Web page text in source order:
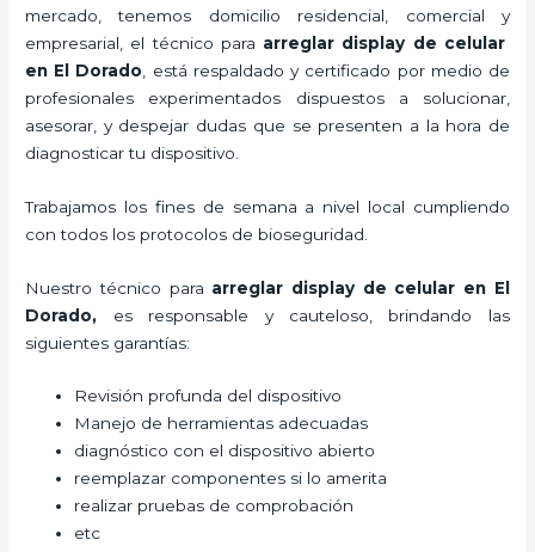
mercado, tenemos domicilio residencial, comercial y
empresarial, el técnico para arreglar display de celular
en El Dorado , está respaldado y certificado por medio de
profesionales experimentados dispuestos a solucionar,
asesorar, y despejar dudas que se presenten a la hora de
diagnosticar tu dispositivo.
Trabajamos los fines de semana a nivel local cumpliendo
con todos los protocolos de bioseguridad.
Nuestro técnico para arreglar display de celular en El
Dorado, es responsable y cauteloso, brindando las
siguientes garantías:
Revisión profunda del dispositivo
Manejo de herramientas adecuadas
diagnóstico con el dispositivo abierto
reemplazar componentes si lo amerita
realizar pruebas de comprobación
etc